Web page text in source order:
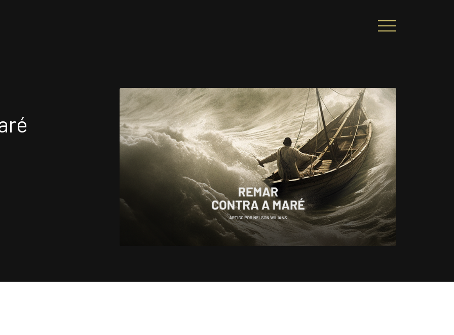
DE ATUAÇÃO UNIDADES
OPORTUNIDADES/CARREIRA
PRIVACIDADE
CONTATO
A | Alto contraste